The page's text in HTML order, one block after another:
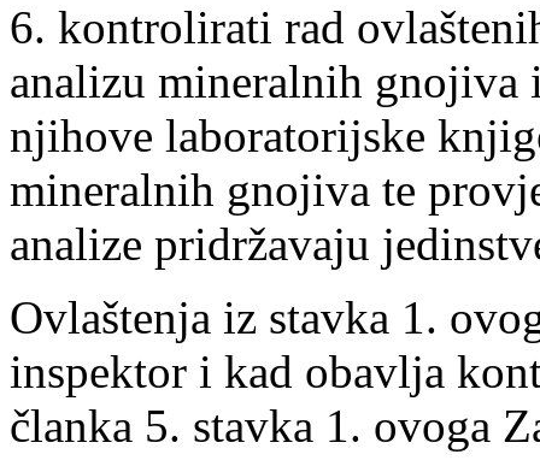
6. kontrolirati rad
analizu mineralnih gnojiva
njihove laboratorijske
mineralnih gnojiva te
analize pridržavaju
Ovlaštenja iz stavka 1.
inspektor i kad obavlja
članka 5. stavka 1. ovoga